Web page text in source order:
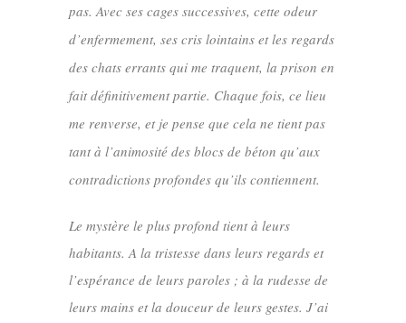
pas. Avec ses cages successives, cette odeur
d’enfermement, ses cris lointains et les regards
des chats errants qui me traquent, la prison en
fait définitivement partie. Chaque fois, ce lieu
me renverse, et je pense que cela ne tient pas
tant à l’animosité des blocs de béton qu’aux
contradictions profondes qu’ils contiennent.
Le mystère le plus profond tient à leurs
habitants. A la tristesse dans leurs regards et
l’espérance de leurs paroles ; à la rudesse de
leurs mains et la douceur de leurs gestes. J’ai